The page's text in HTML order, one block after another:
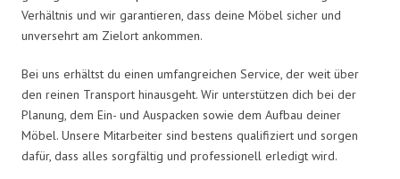
Verhältnis und wir garantieren, dass deine Möbel sicher und
unversehrt am Zielort ankommen.
Bei uns erhältst du einen umfangreichen Service, der weit über
den reinen Transport hinausgeht. Wir unterstützen dich bei der
Planung, dem Ein- und Auspacken sowie dem Aufbau deiner
Möbel. Unsere Mitarbeiter sind bestens qualifiziert und sorgen
dafür, dass alles sorgfältig und professionell erledigt wird.